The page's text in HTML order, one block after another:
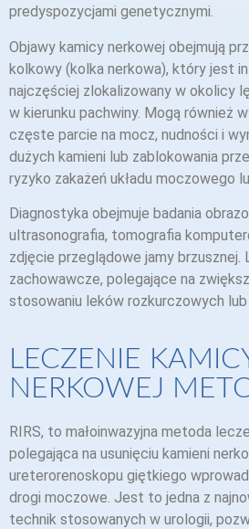
predyspozycjami genetycznymi.
Objawy kamicy nerkowej obejmują
kolkowy (kolka nerkowa), który jest
najczęściej zlokalizowany w okolicy
w kierunku pachwiny. Mogą również
częste parcie na mocz, nudności i
dużych kamieni lub zablokowania
ryzyko zakażeń układu moczowego
Diagnostyka obejmuje badania
ultrasonografia, tomografia
zdjęcie przeglądowe jamy brzusznej.
zachowawcze, polegające na
stosowaniu leków rozkurczowych
LECZENIE
NERKOWEJ
RIRS, to małoinwazyjna metoda
polegająca na usunięciu kamieni
ureterorenoskopu giętkiego
drogi moczowe. Jest to jedna z
technik stosowanych w urologii,